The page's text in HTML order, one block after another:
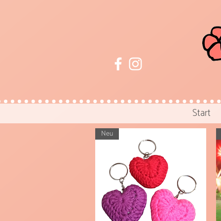
Start
Neu